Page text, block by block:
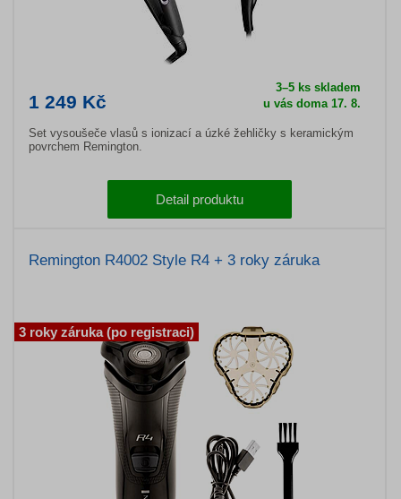
1 249 Kč
3–5 ks skladem
u vás doma 17. 8.
Set vysoušeče vlasů s ionizací a úzké žehličky s keramickým
povrchem Remington.
Detail produktu
Remington R4002 Style R4 + 3 roky záruka
3 roky záruka (po registraci)